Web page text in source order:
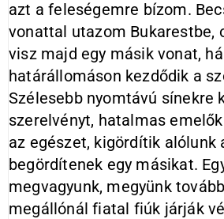
azt a feleségemre bízom.
vonattal utazom Bukarestbe,
visz majd egy másik vonat,
határállomáson kezdődik a
Szélesebb nyomtávú sínekre
szerelvényt, hatalmas
az egészet, kigördítik alólunk
begördítenek egy másikat.
megvagyunk, megyünk
megállónál fiatal fiúk járják